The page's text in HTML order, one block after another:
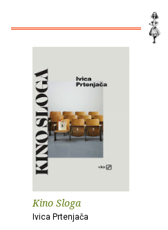
Kino Sloga
Ivica Prtenjača